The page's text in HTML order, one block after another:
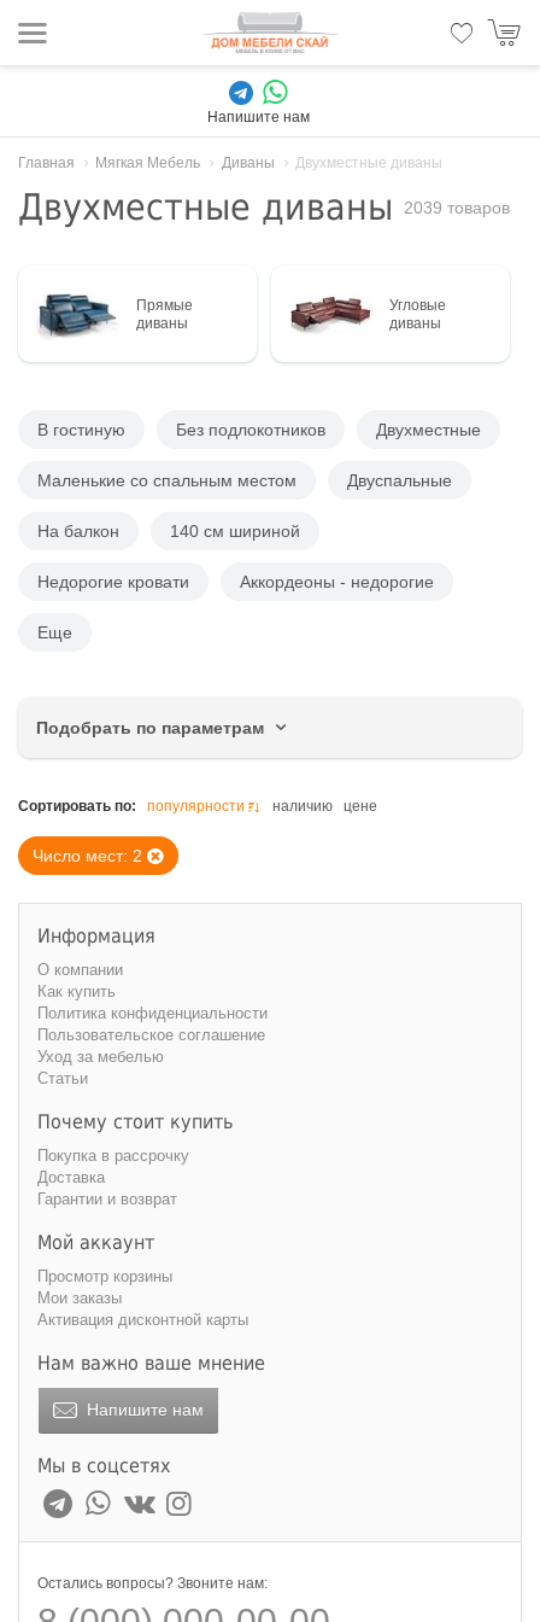
Напишите нам
Главная Мягкая Мебель Диваны Двухместные диваны
Двухместные диваны 2039 товаров
Прямые
диваны
Угловые
диваны
В гостиную Без подлокотников Двухместные
Маленькие со спальным местом Двуспальные
На балкон 140 см шириной
Недорогие кровати Аккордеоны - недорогие
Еще
Подобрать по параметрам
Цена, руб.
Ширина, см
Высота, см
Глубина, см
Цвет
Обивка
рогожка флок шенилл
Сортировать по: популярности наличию цене
Число мест: 2
Информация
О компании
Как купить
Политика конфиденциальности
Пользовательское соглашение
Уход за мебелью
Статьи
Почему стоит купить
Покупка в рассрочку
Доставка
Гарантии и возврат
Мой аккаунт
Просмотр корзины
Мои заказы
Активация дисконтной карты
Нам важно ваше мнение
Напишите нам
Мы в соцсетях
Остались вопросы? Звоните нам: